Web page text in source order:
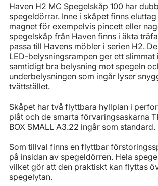
Haven H2 MC Spegelskåp 100 har
spegeldörrar. Inne i skåpet finns
magnet för exempelvis pincett eller
spegelskåp från Haven finns i äkta
passa till Havens möbler i serien H2.
LED-belysningsrampen ger ett
samtidigt bra belysning mot spegeln
underbelysningen som ingår lyser
tvättstället.
Skåpet har två flyttbara hyllplan i
plåt och de smarta förvaringsaskarna
BOX SMALL A3.22 ingår som standard.
Som tillval finns en flyttbar
på insidan av spegeldörren. Hela
vilket gör att den praktiskt kan flyttas
spegelytan.